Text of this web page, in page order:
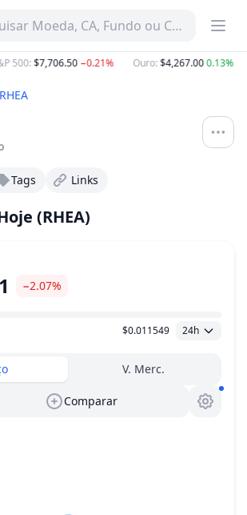
Moeda, CA, Fundo ou Categoria
500:$7,706.50−0.21% Ouro:$4,267.000.13%
RHEA
Tags Links
(RHEA)
−2.07%
$0.011549 24h
V. Merc.
Comparar